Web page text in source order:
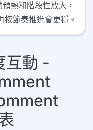
熱和階段性放大，
按節奏推進會更穩。
互動 -